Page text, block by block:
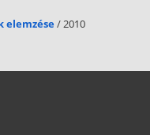
elemzése/ 2010